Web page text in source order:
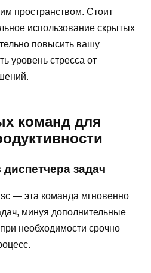
пространством. Стоит
использование скрытых
повысить вашу
уровень стресса от
команд для
задач
— эта команда мгновенно
минуя дополнительные
необходимости срочно